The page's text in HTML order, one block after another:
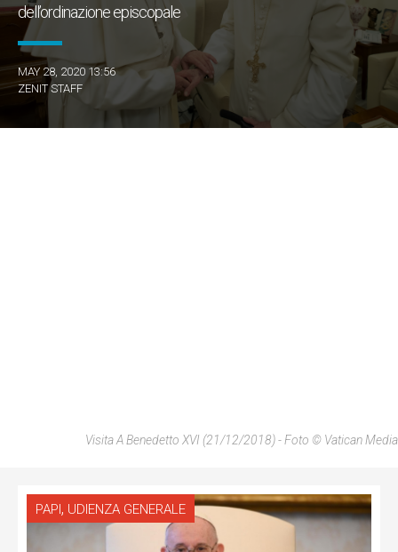
dell’ordinazione episcopale
MAY 28, 2020 13:56
ZENIT STAFF
Visita A Benedetto XVI (21/12/2018) - Foto © Vatican Media
PAPI, UDIENZA GENERALE